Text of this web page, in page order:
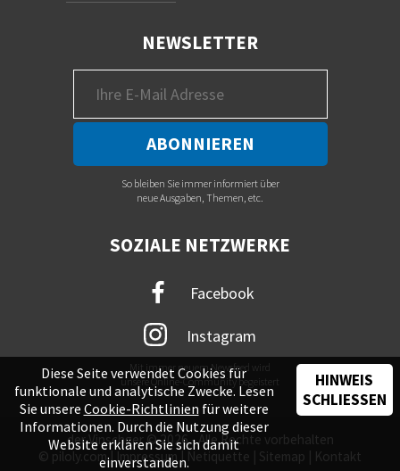
NEWSLETTER
So bleiben Sie immer informiert über
neue Ausgaben, Themen, etc.
SOZIALE NETZWERKE
Facebook
Instagram
Mit immer neuem Newsfeed wird
unsere Online-Community begeistert
der Vinschger © 2026 - Alle Rechte vorbehalten
© piloly.com |Impressum | Netiquette | Sitemap | Kontakt
Diese Seite verwendet Cookies für
funktionale und analytische Zwecke. Lesen
Sie unsere Cookie-Richtlinien für weitere
Informationen. Durch die Nutzung dieser
Website erklären Sie sich damit
einverstanden.
HINWEIS
SCHLIESSEN